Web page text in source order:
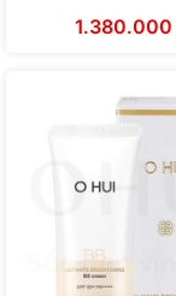
lõi)
1.380.000